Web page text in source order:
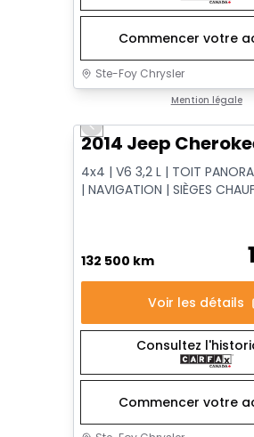
Commencer votre
Ste-Foy Chrysler
Mention légale
Très bonne offre
Previous slide
2014 Jeep
4x4 | V6 3,2 L | TOIT
| NAVIGATION | SIÈGES
132 500 km
Voir les détails
Consultez
Commencer votre